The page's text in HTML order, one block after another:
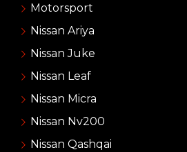
Motorsport
Nissan Ariya
Nissan Juke
Nissan Leaf
Nissan Micra
Nissan Nv200
Nissan Qashqai